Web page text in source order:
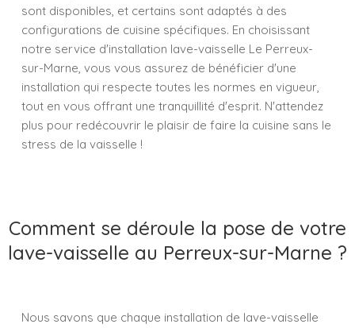
sont disponibles, et certains sont adaptés à des
configurations de cuisine spécifiques. En choisissant
notre service d'installation lave-vaisselle Le Perreux-
sur-Marne, vous vous assurez de bénéficier d'une
installation qui respecte toutes les normes en vigueur,
tout en vous offrant une tranquillité d'esprit. N'attendez
plus pour redécouvrir le plaisir de faire la cuisine sans le
stress de la vaisselle !
Comment se déroule la pose de votre
lave-vaisselle au Perreux-sur-Marne ?
Nous savons que chaque installation de lave-vaisselle